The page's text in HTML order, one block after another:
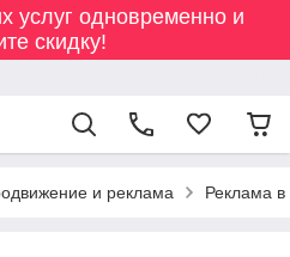
услуг одновременно и
скидку!
и реклама Реклама в